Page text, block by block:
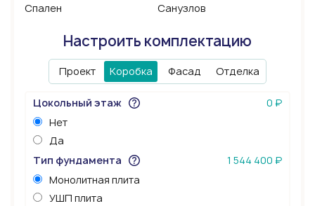
Спален Санузлов
Настроить комплектацию
Проект Коробка Фасад Отделка
Цокольный этаж
0 ₽
Нет
Да
Тип фундамента
1 544 400 ₽
Монолитная плита
УШП плита